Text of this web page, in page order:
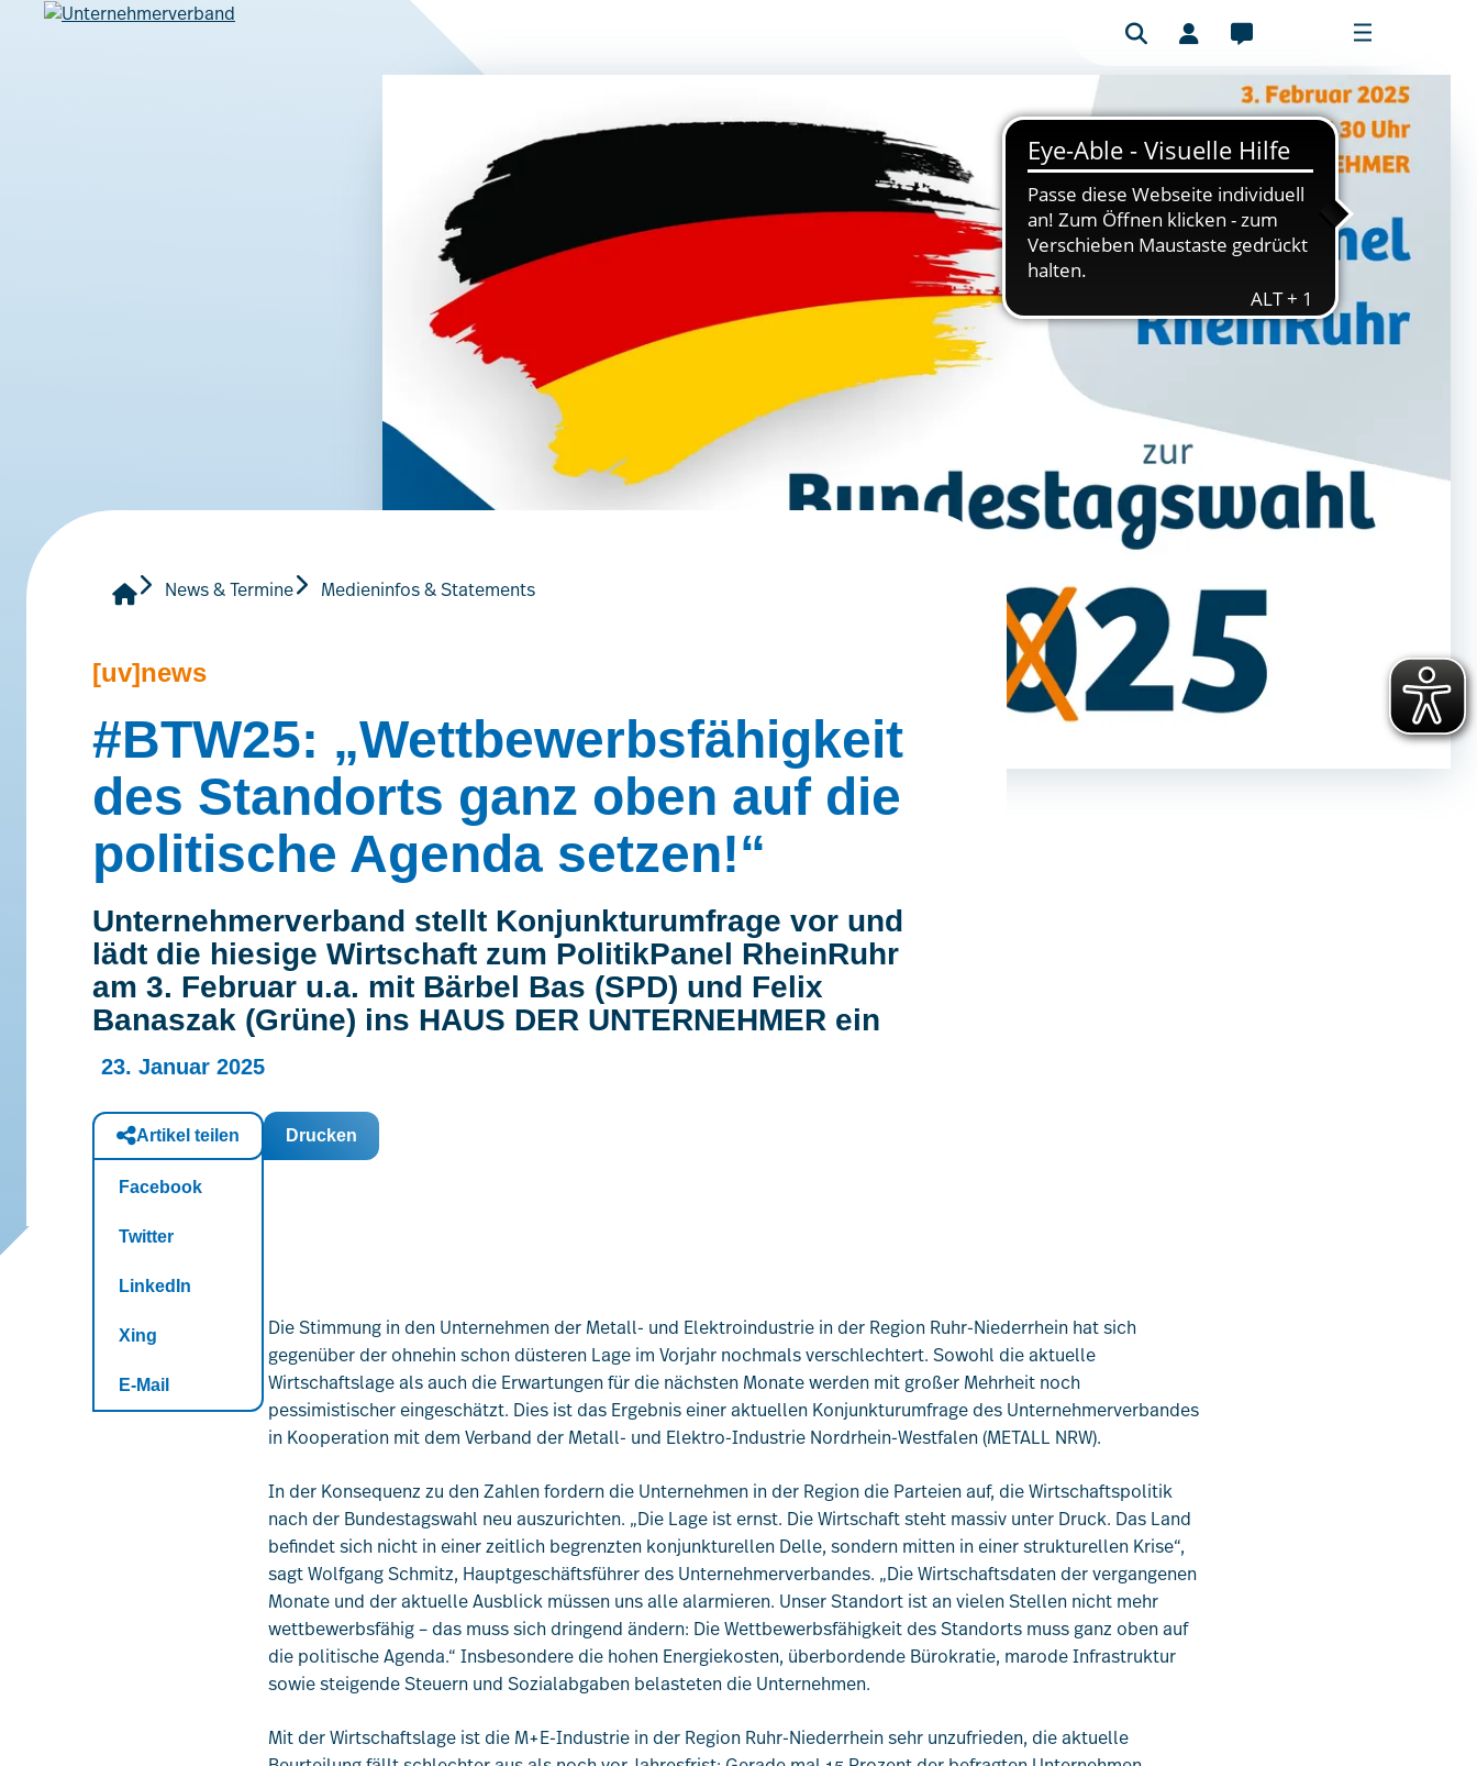
Benutzeranmeldung
Mitgliederbereich
Bitte füllen Sie das Formular aus, um
sich anzumelden.
E-Mail-Adresse
Haben Sie ihr Passwort vergessen?
Klicken Sie hier
vergeben.
Sie haben noch keinen Account?
Hier können Sie sich registrieren
News & Termine Medieninfos & Statements
[uv]news
#BTW25: „Wettbewerbsfähigkeit
des Standorts ganz oben auf die
politische Agenda setzen!“
Unternehmerverband stellt Konjunkturumfrage vor und
lädt die hiesige Wirtschaft zum PolitikPanel RheinRuhr
am 3. Februar u.a. mit Bärbel Bas (SPD) und Felix
Banaszak (Grüne) ins HAUS DER UNTERNEHMER ein
23. Januar 2025
Artikel teilen
Facebook
Twitter
LinkedIn
Xing
E-Mail
Drucken
Die Stimmung in den Unternehmen der Metall- und Elektroindustrie in der Region Ruhr-Niederrhein hat sich
gegenüber der ohnehin schon düsteren Lage im Vorjahr nochmals verschlechtert. Sowohl die aktuelle
Wirtschaftslage als auch die Erwartungen für die nächsten Monate werden mit großer Mehrheit noch
pessimistischer eingeschätzt. Dies ist das Ergebnis einer aktuellen Konjunkturumfrage des Unternehmerverbandes
in Kooperation mit dem Verband der Metall- und Elektro-Industrie Nordrhein-Westfalen (METALL NRW).
In der Konsequenz zu den Zahlen fordern die Unternehmen in der Region die Parteien auf, die Wirtschaftspolitik
nach der Bundestagswahl neu auszurichten. „Die Lage ist ernst. Die Wirtschaft steht massiv unter Druck. Das Land
befindet sich nicht in einer zeitlich begrenzten konjunkturellen Delle, sondern mitten in einer strukturellen Krise“,
sagt Wolfgang Schmitz, Hauptgeschäftsführer des Unternehmerverbandes. „Die Wirtschaftsdaten der vergangenen
Monate und der aktuelle Ausblick müssen uns alle alarmieren. Unser Standort ist an vielen Stellen nicht mehr
wettbewerbsfähig – das muss sich dringend ändern: Die Wettbewerbsfähigkeit des Standorts muss ganz oben auf
die politische Agenda.“ Insbesondere die hohen Energiekosten, überbordende Bürokratie, marode Infrastruktur
sowie steigende Steuern und Sozialabgaben belasteten die Unternehmen.
Mit der Wirtschaftslage ist die M+E-Industrie in der Region Ruhr-Niederrhein sehr unzufrieden, die aktuelle